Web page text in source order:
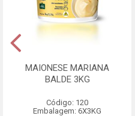
MAIONESE MARIANA
BALDE 3KG
Código: 120
Embalagem: 6X3KG